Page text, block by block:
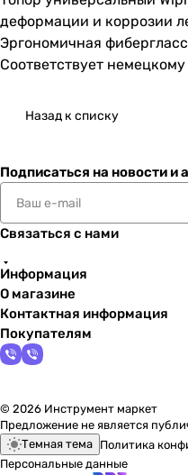
деформации и коррозии
Эргономичная
Соответствует немецкому
Назад к списку
Подписаться на новости и
Связаться с нами
Информация
О магазине
Контактная информация
Покупателям
© 2026 Инструмент маркет
Предложение не является
Темная тема Политика
Персональные данные